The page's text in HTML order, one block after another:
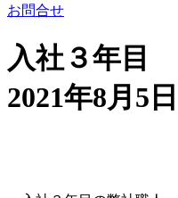
お問合せ
入社３年目
2021年8月5日